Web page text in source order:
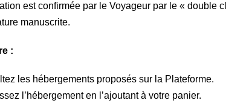
est confirmée par le Voyageur par le « double
manuscrite.
:
les hébergements proposés sur la Plateforme.
l’hébergement en l’ajoutant à votre panier.